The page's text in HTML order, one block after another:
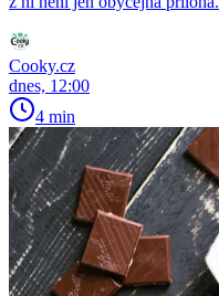
Cooky.cz
dnes, 12:00
4 min